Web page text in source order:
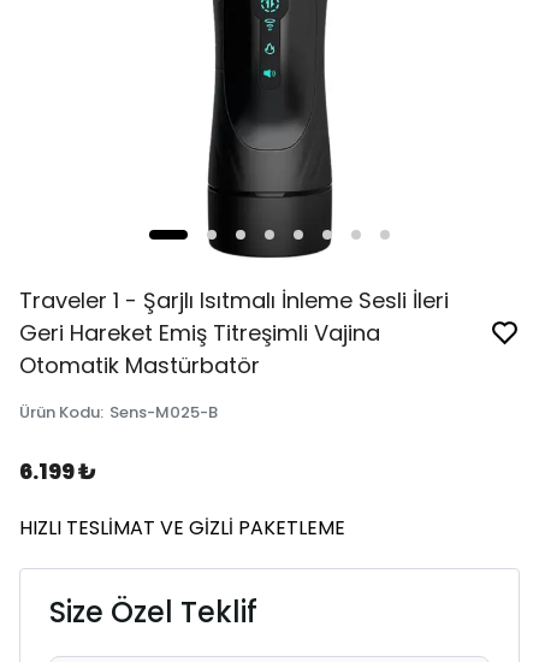
Traveler 1 - Şarjlı Isıtmalı İnleme Sesli İleri
Geri Hareket Emiş Titreşimli Vajina
Otomatik Mastürbatör
Ürün Kodu: Sens-M025-B
6.199 ₺
HIZLI TESLİMAT VE GİZLİ PAKETLEME
Size Özel Teklif